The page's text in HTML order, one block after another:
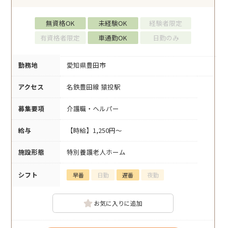
無資格OK 未経験OK
経験者限定
有資格者限定
車通勤OK 日勤のみ
勤務地 愛知県豊田市
アクセス 名鉄豊田線 猿投駅
募集要項 介護職・ヘルパー
給与 【時給】1,250円～
施設形態 特別養護老人ホーム
シフト 早番 日勤 遅番 夜勤
お気に入りに追加